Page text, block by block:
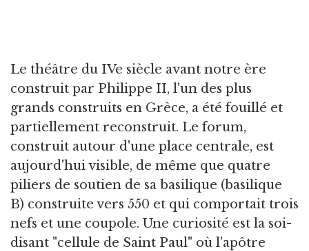
Le théâtre du IVe siècle avant notre ère
construit par Philippe II, l'un des plus
grands construits en Grèce, a été fouillé et
partiellement reconstruit. Le forum,
construit autour d'une place centrale, est
aujourd'hui visible, de même que quatre
piliers de soutien de sa basilique (basilique
B) construite vers 550 et qui comportait trois
nefs et une coupole. Une curiosité est la soi-
disant "cellule de Saint Paul" où l'apôtre